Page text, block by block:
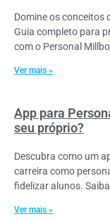
Domine os conceitos
Guia completo para
com o Personal
Ver mais »
App para
seu próprio?
Descubra como um
carreira como
fidelizar alunos.
Ver mais »